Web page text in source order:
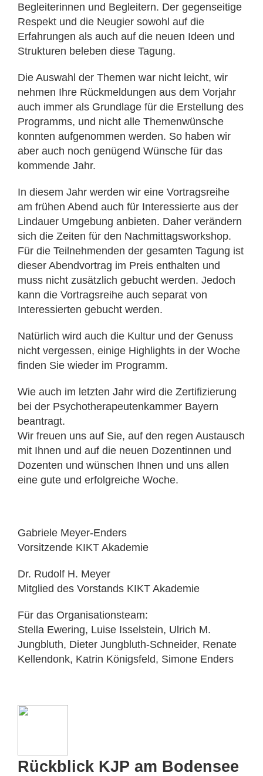
Begleiterinnen und Begleitern. Der gegenseitige
Respekt und die Neugier sowohl auf die
Erfahrungen als auch auf die neuen Ideen und
Strukturen beleben diese Tagung.
Die Auswahl der Themen war nicht leicht, wir
nehmen Ihre Rückmeldungen aus dem Vorjahr
auch immer als Grundlage für die Erstellung des
Programms, und nicht alle Themenwünsche
konnten aufgenommen werden. So haben wir
aber auch noch genügend Wünsche für das
kommende Jahr.
In diesem Jahr werden wir eine Vortragsreihe
am frühen Abend auch für Interessierte aus der
Lindauer Umgebung anbieten. Daher verändern
sich die Zeiten für den Nachmittagsworkshop.
Für die Teilnehmenden der gesamten Tagung ist
dieser Abendvortrag im Preis enthalten und
muss nicht zusätzlich gebucht werden. Jedoch
kann die Vortragsreihe auch separat von
Interessierten gebucht werden.
Natürlich wird auch die Kultur und der Genuss
nicht vergessen, einige Highlights in der Woche
finden Sie wieder im Programm.
Wie auch im letzten Jahr wird die Zertifizierung
bei der Psychotherapeutenkammer Bayern
beantragt.
Wir freuen uns auf Sie, auf den regen Austausch
mit Ihnen und auf die neuen Dozentinnen und
Dozenten und wünschen Ihnen und uns allen
eine gute und erfolgreiche Woche.
Gabriele Meyer-Enders
Vorsitzende KIKT Akademie
Dr. Rudolf H. Meyer
Mitglied des Vorstands KIKT Akademie
Für das Organisationsteam:
Stella Ewering, Luise Isselstein, Ulrich M.
Jungbluth, Dieter Jungbluth-Schneider, Renate
Kellendonk, Katrin Königsfeld, Simone Enders
Rückblick KJP am Bodensee